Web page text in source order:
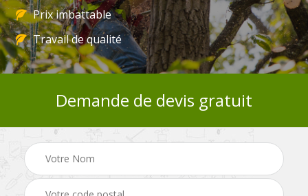
Prix imbattable
Travail de qualité
Demande de devis gratuit